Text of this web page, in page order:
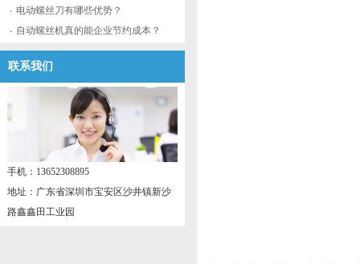
电动螺丝刀有哪些优势？
自动螺丝机真的能企业节约成本？
联系我们
手机：13652308895
地址：广东省深圳市宝安区沙井镇新沙
路鑫鑫田工业园